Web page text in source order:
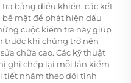
bảng điều khiển, các kết
bề mặt để phát hiện dấu
cuộc kiểm tra này giúp
trước khi chúng trở nên
chữa cao. Các kỹ thuật
ghi chép lại mỗi lần kiểm
tiết nhằm theo dõi tình